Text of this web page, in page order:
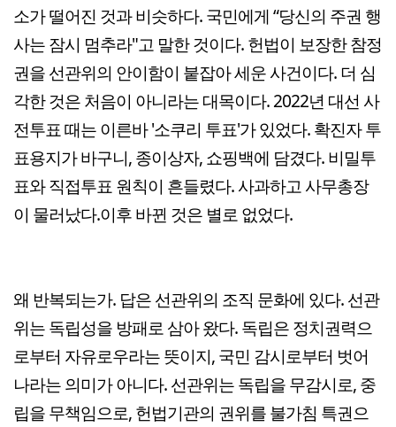
소가 떨어진 것과 비슷하다. 국민에게 “당신의 주권 행
사는 잠시 멈추라"고 말한 것이다. 헌법이 보장한 참정
권을 선관위의 안이함이 붙잡아 세운 사건이다. 더 심
각한 것은 처음이 아니라는 대목이다. 2022년 대선 사
전투표 때는 이른바 '소쿠리 투표'가 있었다. 확진자 투
표용지가 바구니, 종이상자, 쇼핑백에 담겼다. 비밀투
표와 직접투표 원칙이 흔들렸다. 사과하고 사무총장
이 물러났다.이후 바뀐 것은 별로 없었다.
왜 반복되는가. 답은 선관위의 조직 문화에 있다. 선관
위는 독립성을 방패로 삼아 왔다. 독립은 정치권력으
로부터 자유로우라는 뜻이지, 국민 감시로부터 벗어
나라는 의미가 아니다. 선관위는 독립을 무감시로, 중
립을 무책임으로, 헌법기관의 권위를 불가침 특권으